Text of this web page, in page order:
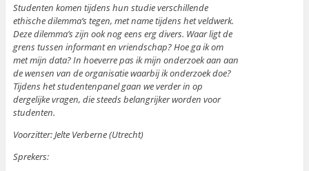
Studenten komen tijdens hun studie verschillende
ethische dilemma’s tegen, met name tijdens het veldwerk.
Deze dilemma’s zijn ook nog eens erg divers. Waar ligt de
grens tussen informant en vriendschap? Hoe ga ik om
met mijn data? In hoeverre pas ik mijn onderzoek aan aan
de wensen van de organisatie waarbij ik onderzoek doe?
Tijdens het studentenpanel gaan we verder in op
dergelijke vragen, die steeds belangrijker worden voor
studenten.
Voorzitter: Jelte Verberne (Utrecht)
Sprekers: